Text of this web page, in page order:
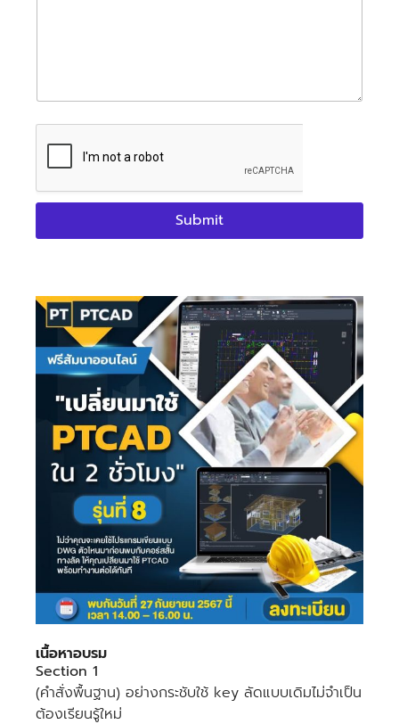
Submit
เนื้อหาอบรม
Section 1
(คำสั่งพื้นฐาน) อย่างกระชับใช้ key ลัดแบบเดิมไม่จำเป็น
ต้องเรียนรู้ใหม่